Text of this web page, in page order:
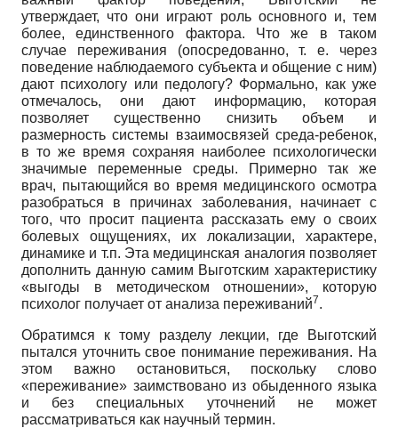
утверждает, что они играют роль основного и, тем
более, единственного фактора. Что же в таком
случае переживания (опосредованно, т. е. через
поведение наблюдаемого субъекта и общение с ним)
дают психологу или педологу? Формально, как уже
отмечалось, они дают информацию, которая
позволяет существенно снизить объем и
размерность системы взаимосвязей среда-ребенок,
в то же время сохраняя наиболее психологически
значимые переменные среды. Примерно так же
врач, пытающийся во время медицинского осмотра
разобраться в причинах заболевания, начинает с
того, что просит пациента рассказать ему о своих
болевых ощущениях, их локализации, характере,
динамике и т.п. Эта медицинская аналогия позволяет
дополнить данную самим Выготским характеристику
«выгоды в методическом отношении», которую
психолог получает от анализа переживаний7.
Обратимся к тому разделу лекции, где Выготский
пытался уточнить свое понимание переживания. На
этом важно остановиться, поскольку слово
«переживание» заимствовано из обыденного языка
и без специальных уточнений не может
рассматриваться как научный термин.